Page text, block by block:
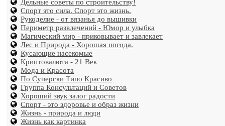
Дельные советы по строительству!
Спорт это сила. Спорт это жизнь.
Рукоделие - от вязанья до вышивки
Периметр развлечений - Юмор и улыбка
Магический мир - приковывает и завлекает
Лес и Природа - Хорошая погода.
Кусающие насекомые
Криптовалюта - 21 Век
Мода и Красота
По Суперски Типо Красиво
Группа Консультаций и Советов
Хороший звук залог радости
Спорт - это здоровье и образ жизни
Жизнь - природа и люди
Жизнь как картинка